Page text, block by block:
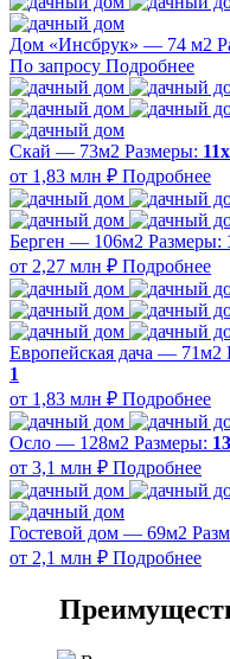
Дом «Инсбрук» — 74 м2
По запросу Подробнее
Скай — 73м2 Размеры:
от 1,83 млн ₽ Подробнее
Берген — 106м2 Размеры:
от 2,27 млн ₽ Подробнее
Европейская дача — 71м2
1
от 1,83 млн ₽ Подробнее
Осло — 128м2 Размеры:
от 3,1 млн ₽ Подробнее
Гостевой дом — 69м2
от 2,1 млн ₽ Подробнее